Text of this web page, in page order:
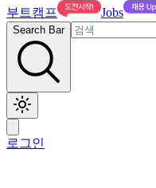
부트캠프
Jobs
Search Bar
로그인